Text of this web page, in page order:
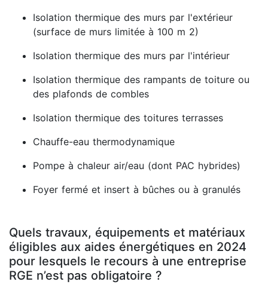
Isolation thermique des murs par l'extérieur
(surface de murs limitée à 100 m 2)
Isolation thermique des murs par l'intérieur
Isolation thermique des rampants de toiture ou
des plafonds de combles
Isolation thermique des toitures terrasses
Chauffe-eau thermodynamique
Pompe à chaleur air/eau (dont PAC hybrides)
Foyer fermé et insert à bûches ou à granulés
Quels travaux, équipements et matériaux
éligibles aux aides énergétiques en 2024
pour lesquels le recours à une entreprise
RGE n’est pas obligatoire ?